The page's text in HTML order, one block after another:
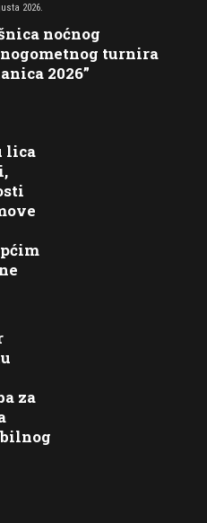
2026.
noćnog
turnira
2026”
lica
za